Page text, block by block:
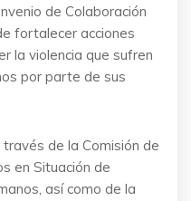
de Colaboración
fortalecer acciones
la violencia que sufren
por parte de sus
de la Comisión de
en Situación de
así como de la